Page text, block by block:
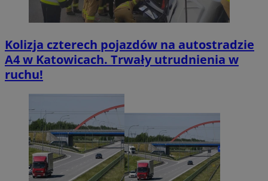
Kolizja czterech pojazdów na autostradzie
A4 w Katowicach. Trwały utrudnienia w
ruchu!